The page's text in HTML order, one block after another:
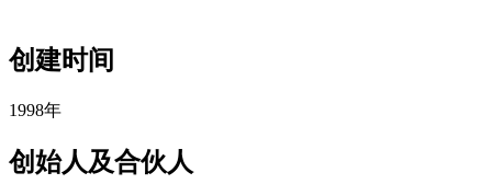
创建时间
1998年
创始人及合伙人